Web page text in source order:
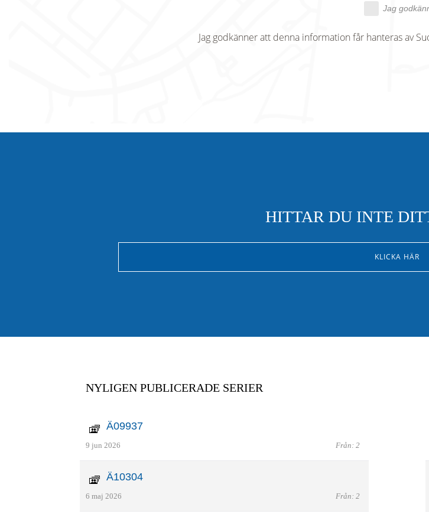
Jag
Jag godkänner att denna information får hanteras av
HITTAR DU INTE
KLICKA HÄR
NYLIGEN PUBLICERADE SERIER
Ä09937
9 jun 2026 Från: 2
Ä10304
6 maj 2026 Från: 2